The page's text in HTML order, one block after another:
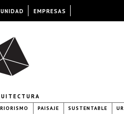
PAISAJE SUSTENTABLE
EMPRESAS